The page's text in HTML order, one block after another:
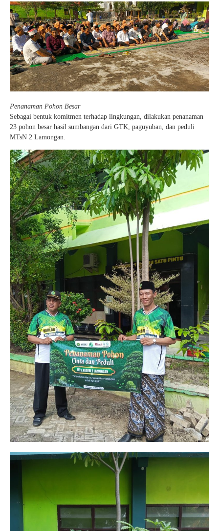
Penanaman Pohon Besar
Sebagai bentuk komitmen terhadap lingkungan, dilakukan penanaman
23 pohon besar hasil sumbangan dari GTK, paguyuban, dan peduli
MTsN 2 Lamongan.